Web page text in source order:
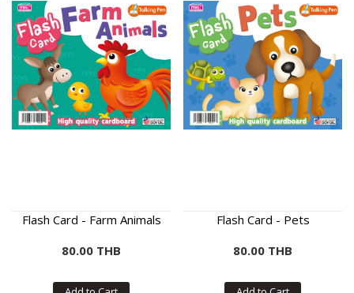
Flash Card - Farm Animals
80.00 THB
Flash Card - Pets
80.00 THB